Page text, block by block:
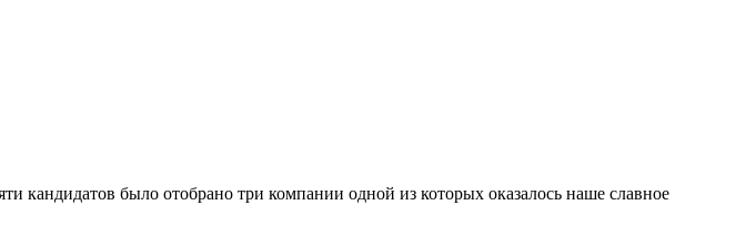
было отобрано три компании одной из которых оказалось наше славное